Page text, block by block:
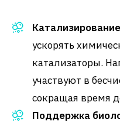
ускорять
катализаторы.
участвуют в
сокращая время
Поддержка